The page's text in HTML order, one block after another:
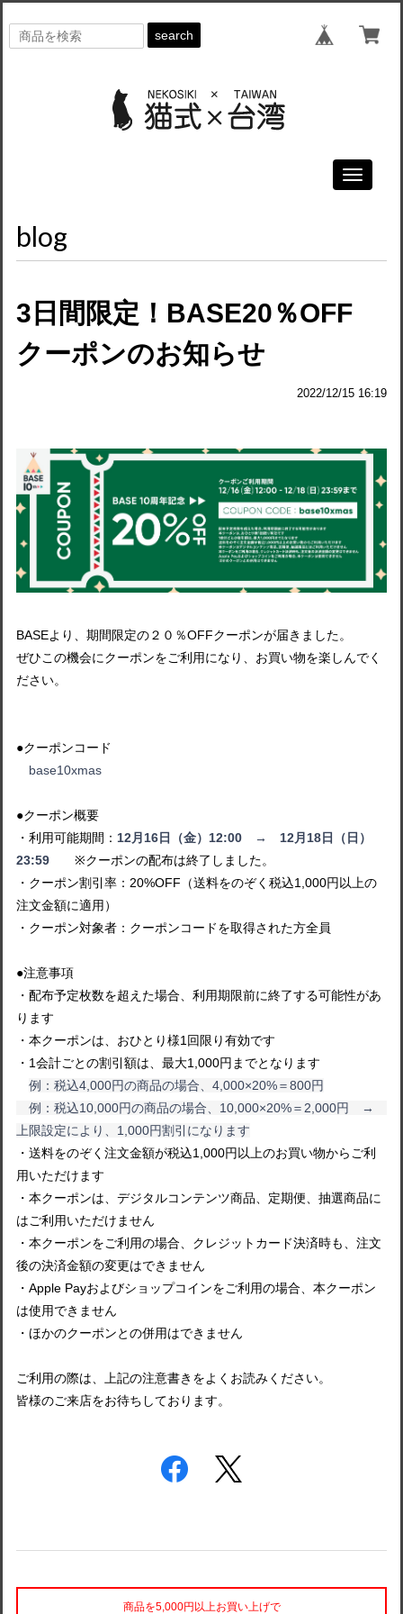
search
Toggle
blog
3日間限定！BASE20％OFF
クーポンのお知らせ
2022/12/15 16:19
BASEより、期間限定の２０％OFFクーポンが届きました。
ぜひこの機会にクーポンをご利用になり、お買い物を楽しんでく
ださい。
●クーポンコード
base10xmas
●クーポン概要
・利用可能期間： 12月16日（金）12:00 → 12月18日（日）
23:59 ※クーポンの配布は終了しました。
・クーポン割引率：20%OFF（送料をのぞく税込1,000円以上の
注文金額に適用）
・クーポン対象者：クーポンコードを取得された方全員
●注意事項
・配布予定枚数を超えた場合、利用期限前に終了する可能性があ
ります
・本クーポンは、おひとり様1回限り有効です
・1会計ごとの割引額は、最大1,000円までとなります
例：税込4,000円の商品の場合、4,000×20%＝800円
例：税込10,000円の商品の場合、10,000×20%＝2,000円 →
上限設定により、1,000円割引になります
・送料をのぞく注文金額が税込1,000円以上のお買い物からご利
用いただけます
・本クーポンは、デジタルコンテンツ商品、定期便、抽選商品に
はご利用いただけません
・本クーポンをご利用の場合、クレジットカード決済時も、注文
後の決済金額の変更はできません
・Apple Payおよびショップコインをご利用の場合、本クーポン
は使用できません
・ほかのクーポンとの併用はできません
ご利用の際は、上記の注意書きをよくお読みください。
皆様のご来店をお待ちしております。
商品を5,000円以上お買い上げで